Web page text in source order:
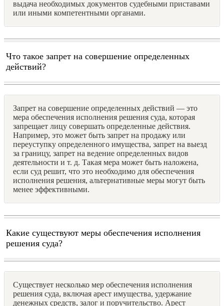
выдача необходимых документов судебными приставами
или иными компетентными органами.
Что такое запрет на совершение определенных
действий?
Запрет на совершение определенных действий — это
мера обеспечения исполнения решения суда, которая
запрещает лицу совершать определенные действия.
Например, это может быть запрет на продажу или
переуступку определенного имущества, запрет на выезд
за границу, запрет на ведение определенных видов
деятельности и т. д. Такая мера может быть наложена,
если суд решит, что это необходимо для обеспечения
исполнения решения, альтернативные меры могут быть
менее эффективными.
Какие существуют меры обеспечения исполнения
решения суда?
Существует несколько мер обеспечения исполнения
решения суда, включая арест имущества, удержание
денежных средств, залог и поручительство. Арест